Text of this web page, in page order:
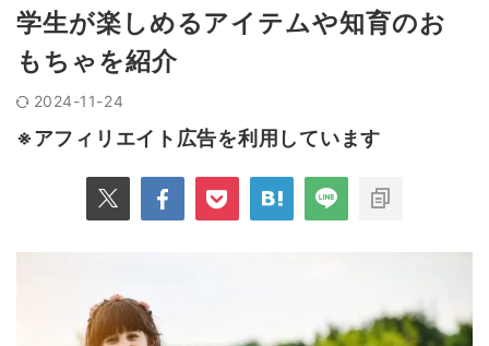
学生が楽しめるアイテムや知育のお
もちゃを紹介
2024-11-24
※アフィリエイト広告を利用しています